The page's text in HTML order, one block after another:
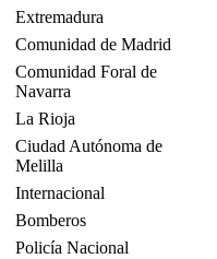
Extremadura
Comunidad de Madrid
Comunidad Foral de
Navarra
La Rioja
Ciudad Autónoma de
Melilla
Internacional
Bomberos
Policía Nacional